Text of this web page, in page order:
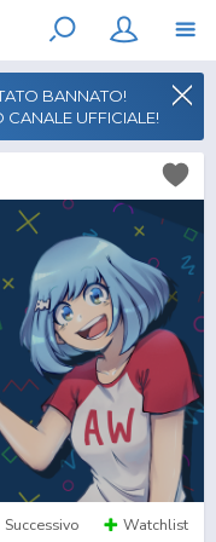
BANNATO!
CANALE UFFICIALE!
Successivo Watchlist